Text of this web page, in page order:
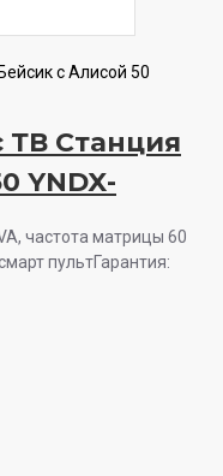
с Алисой 50
ТВ Станция
YNDX-
частота матрицы 60
пультГарантия: